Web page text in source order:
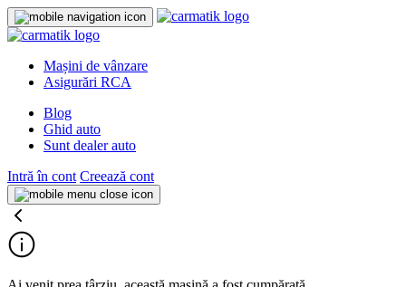
Mașini de vânzare
Asigurări RCA
Blog
Ghid auto
Sunt dealer auto
Intră în cont Creează cont